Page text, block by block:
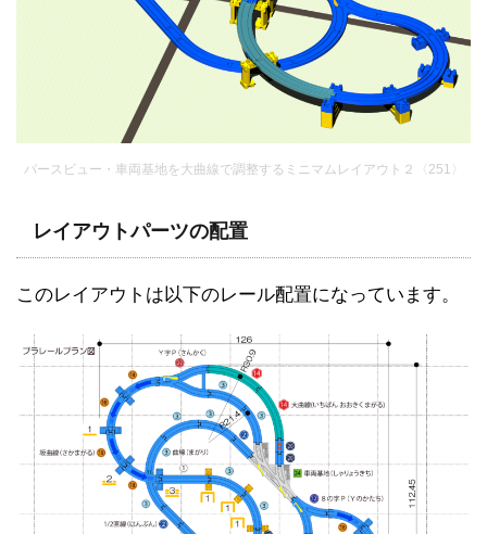
パースビュー・車両基地を大曲線で調整するミニマムレイアウト２〈251〉
レイアウトパーツの配置
このレイアウトは以下のレール配置になっています。